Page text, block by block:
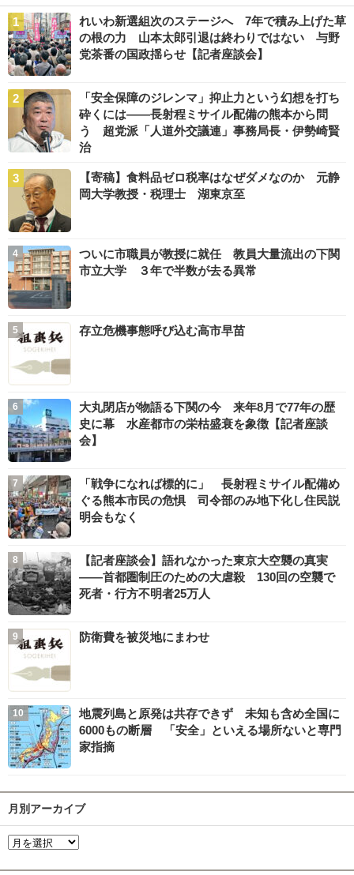
れいわ新選組次のステージへ 7年で積み上げた草
の根の力 山本太郎引退は終わりではない 与野
党茶番の国政揺らせ【記者座談会】
「安全保障のジレンマ」抑止力という幻想を打ち
砕くには――長射程ミサイル配備の熊本から問
う 超党派「人道外交議連」事務局長・伊勢崎賢
治
【寄稿】食料品ゼロ税率はなぜダメなのか 元静
岡大学教授・税理士 湖東京至
ついに市職員が教授に就任 教員大量流出の下関
市立大学 ３年で半数が去る異常
存立危機事態呼び込む高市早苗
大丸閉店が物語る下関の今 来年8月で77年の歴
史に幕 水産都市の栄枯盛衰を象徴【記者座談
会】
「戦争になれば標的に」 長射程ミサイル配備め
ぐる熊本市民の危惧 司令部のみ地下化し住民説
明会もなく
【記者座談会】語れなかった東京大空襲の真実
――首都圏制圧のための大虐殺 130回の空襲で
死者・行方不明者25万人
防衛費を被災地にまわせ
地震列島と原発は共存できず 未知も含め全国に
6000もの断層 「安全」といえる場所ないと専門
家指摘
月別アーカイブ